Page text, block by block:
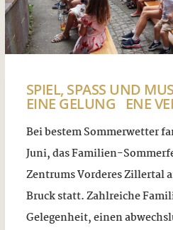
SPIEL, SPASS UND
INE GELUNG ENE
Bei bestem Sommerwetter
Juni, das Familien-
Zentrums Vorderes Zillertal
Bruck statt. Zahlreiche
Gelegenheit, einen